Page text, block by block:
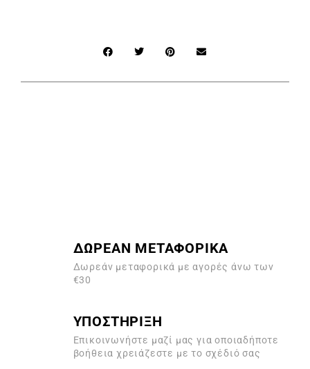
ΔΩΡΕΑΝ ΜΕΤΑΦΟΡΙΚΑ
Δωρεάν μεταφορικά με αγορές άνω των
€30
ΥΠΟΣΤΗΡΙΞΗ
Επικοινωνήστε μαζί μας για οποιαδήποτε
βοήθεια χρειάζεστε με το σχέδιό σας